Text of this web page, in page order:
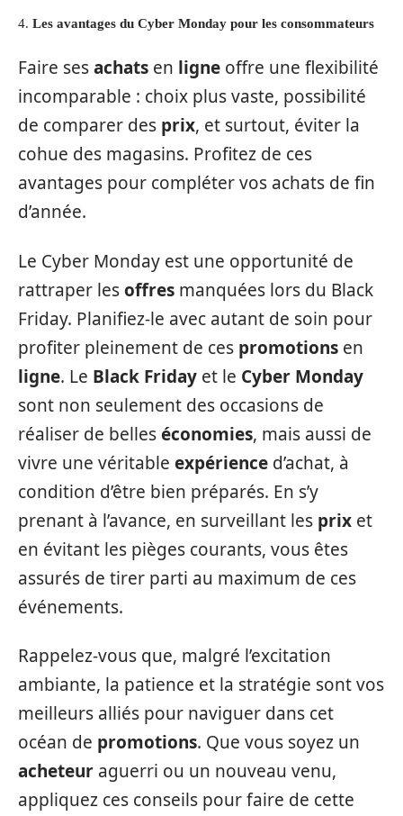
4. Les avantages du Cyber Monday pour les consommateurs
Faire sesachats en ligne offre une flexibilité
incomparable : choix plus vaste, possibilité
de comparer des prix, et surtout, éviter la
cohue des magasins. Profitez de ces
avantages pour compléter vos achats de fin
d’année.
Le Cyber Monday est une opportunité de
rattraper lesoffres manquées lors du Black
Friday. Planifiez-le avec autant de soin pour
profiter pleinement de ces promotions en
ligne. Le Black Friday et le Cyber Monday
sont non seulement des occasions de
réaliser de belleséconomies, mais aussi de
vivre une véritable expérience d’achat, à
condition d’être bien préparés. En s’y
prenant à l’avance, en surveillant les prix et
en évitant les pièges courants, vous êtes
assurés de tirer parti au maximum de ces
événements.
Rappelez-vous que, malgré l’excitation
ambiante, la patience et la stratégie sont vos
meilleurs alliés pour naviguer dans cet
océan de promotions. Que vous soyez un
acheteur aguerri ou un nouveau venu,
appliquez ces conseils pour faire de cette